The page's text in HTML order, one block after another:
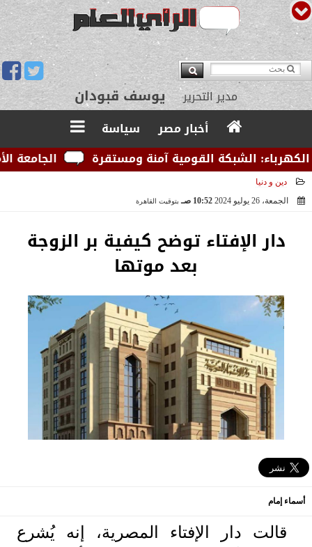
مدير التحرير يوسف قبودان
أخبار مصر
سياسة
الجامعة
الشبكة القومية آمنة ومستقرة
دين و دنيا
الجمعة، 26 يوليو 2024
10:52 صـ بتوقيت القاهرة
دار الإفتاء توضح كيفية بر الزوجة
بعد موتها
أسماء إمام
قالت دار الإفتاء المصرية، إنه يُشرع